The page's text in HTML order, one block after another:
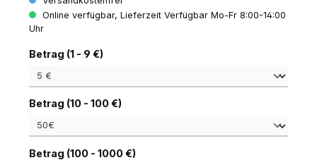
Online verfügbar, Lieferzeit Verfügbar Mo-Fr 8:00-14:00
Uhr
Betrag (1 - 9 €)auswählen
Betrag (10 - 100 €)auswählen
Betrag (100 - 1000 €)auswählen